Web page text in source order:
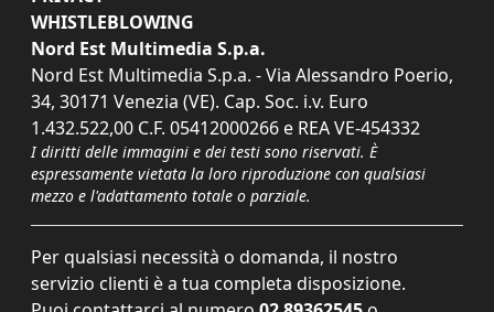
WHISTLEBLOWING
Nord Est Multimedia S.p.a.
Nord Est Multimedia S.p.a. - Via Alessandro Poerio,
34, 30171 Venezia (VE). Cap. Soc. i.v. Euro
1.432.522,00 C.F. 05412000266 e REA VE-454332
I diritti delle immagini e dei testi sono riservati. È
espressamente vietata la loro riproduzione con qualsiasi
mezzo e l'adattamento totale o parziale.
Per qualsiasi necessità o domanda, il nostro
servizio clienti è a tua completa disposizione.